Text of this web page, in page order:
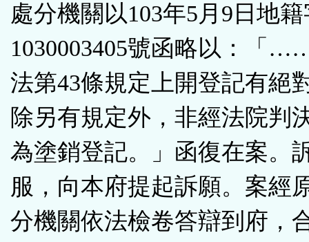
處分機關以103年5月9日地
1030003405號函略以：「
法第43條規定上開登記有絕
除另有規定外，非經法院判
為塗銷登記。」函復在案。
服，向本府提起訴願。案經
分機關依法檢卷答辯到府，